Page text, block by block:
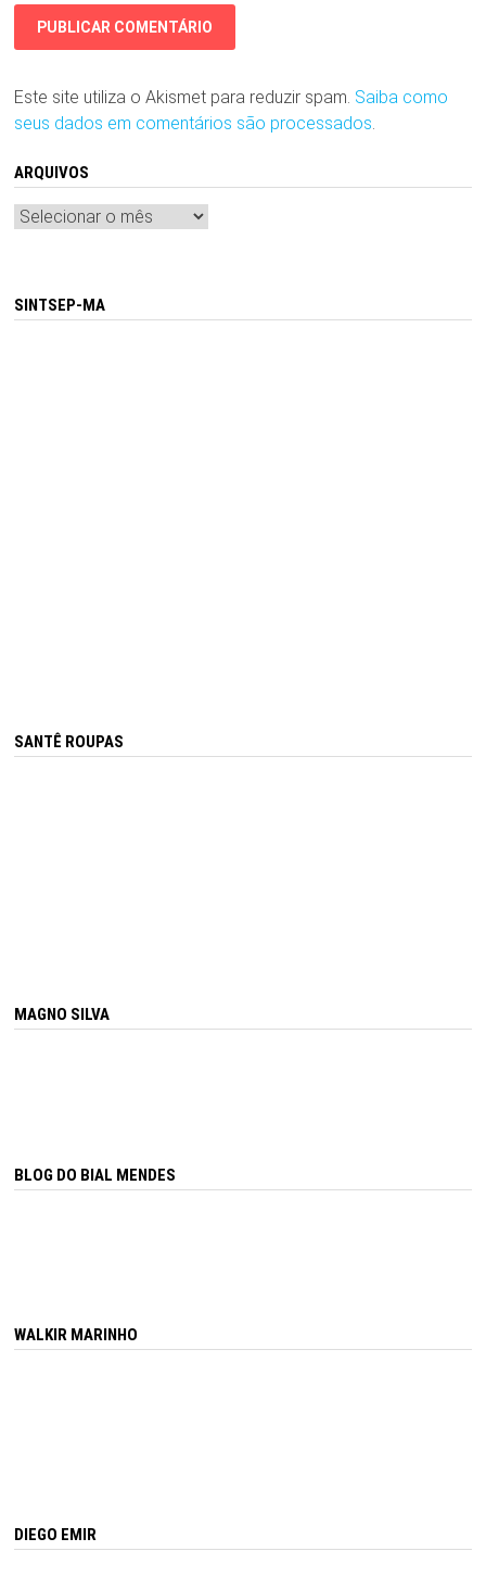
Este site utiliza o Akismet para reduzir spam. Saiba como
seus dados em comentários são processados.
ARQUIVOS
Arquivos
SINTSEP-MA
SANTÊ ROUPAS
MAGNO SILVA
BLOG DO BIAL MENDES
WALKIR MARINHO
DIEGO EMIR